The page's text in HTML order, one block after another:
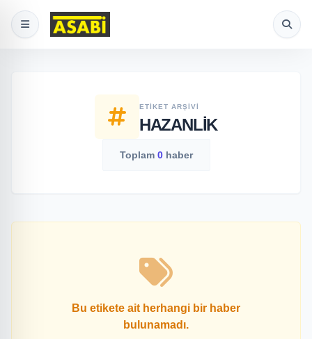
ETIKET ARŞIVI
HAZANLIK
Toplam 0haber
Bu etikete ait herhangi bir haber
bulunamadı.